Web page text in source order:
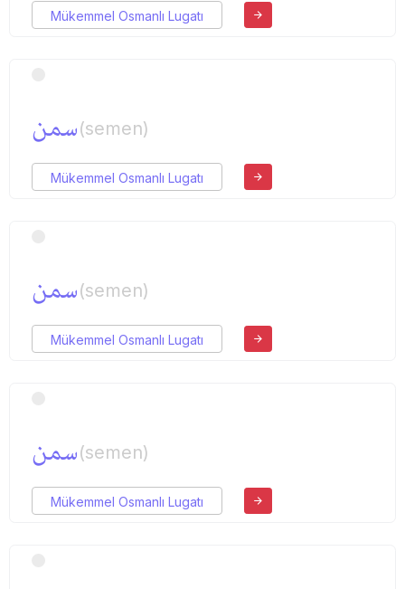
Mükemmel Osmanlı Lugatı
سمن(semen)
Mükemmel Osmanlı Lugatı
سمن(semen)
Mükemmel Osmanlı Lugatı
سمن(semen)
Mükemmel Osmanlı Lugatı